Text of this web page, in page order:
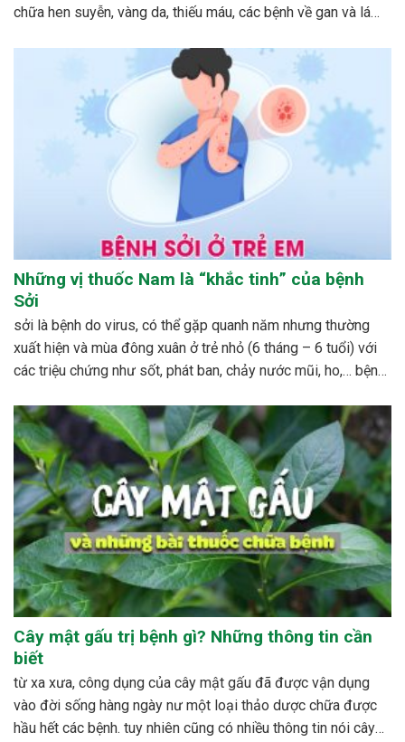
chữa hen suyễn, vàng da, thiếu máu, các bệnh về gan và lá
Những vị thuốc Nam là “khắc tinh” của bệnh
Sởi
sởi là bệnh do virus, có thể gặp quanh năm nhưng thường
xuất hiện và mùa đông xuân ở trẻ nhỏ (6 tháng – 6 tuổi) với
các triệu chứng như sốt, phát ban, chảy nước mũi, ho,… bệnh
Cây mật gấu trị bệnh gì? Những thông tin cần
biết
từ xa xưa, công dụng của cây mật gấu đã được vận dụng
vào đời sống hàng ngày nư một loại thảo dược chữa được
hầu hết các bệnh. tuy nhiên cũng có nhiều thông tin nói cây